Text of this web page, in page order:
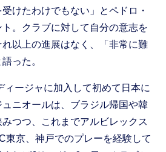
けたわけでもない」とペドロ・
。クラブに対して自分の意志を
以上の進展はなく、「非常に難
った。
ージャに加入して初めて日本に
ニオールは、ブラジル帰国や韓
つつ、これまでアルビレックス
東京、神戸でのプレーを経験して